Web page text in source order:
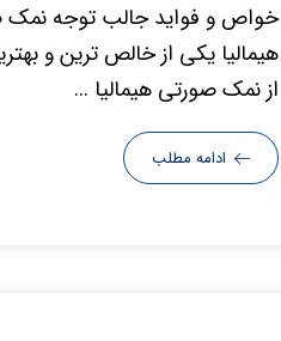
خواص و فواید جالب توجه نمک
هیمالیا یکی از خالص ترین و
از نمک صورتی هیمالیا ...
ادامه مطلب